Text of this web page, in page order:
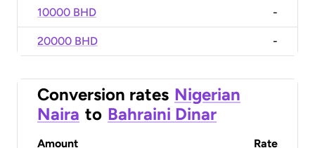
10000 BHD -
20000 BHD -
Conversion rates Nigerian
Naira to Bahraini Dinar
Amount Rate